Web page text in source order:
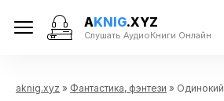
AKNIG.XYZ
Слушать АудиоКниги Онлайн
aknig.xyz » Фантастика, фэнтези » Одинокий